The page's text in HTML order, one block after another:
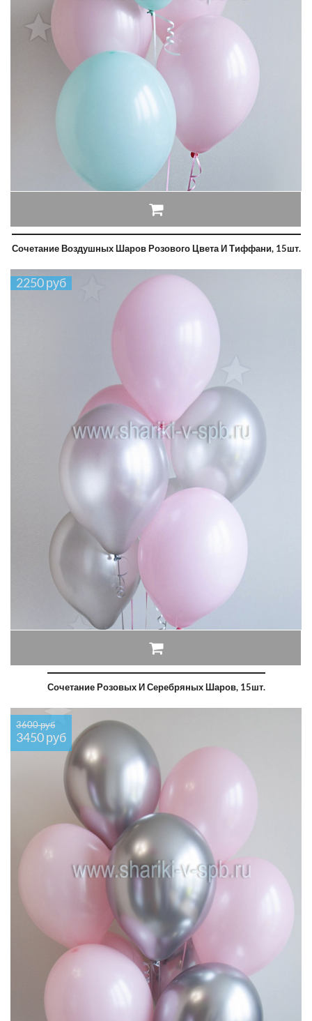
Сочетание Воздушных Шаров Розового Цвета И Тиффани, 15шт.
2250 руб
Сочетание Розовых И Серебряных Шаров, 15шт.
3600 руб
3450 руб